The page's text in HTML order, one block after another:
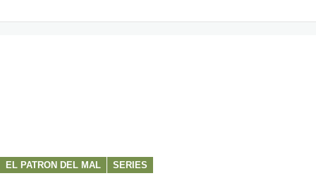
EL PATRON DEL MAL SERIES